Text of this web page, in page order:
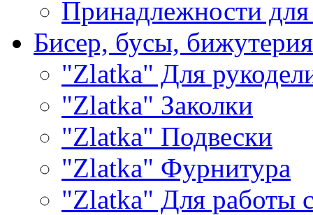
Принадлежности
Бисер, бусы, бижутерия
"Zlatka" Для
"Zlatka" Заколки
"Zlatka" Подвески
"Zlatka" Фурнитура
"Zlatka" Для работы